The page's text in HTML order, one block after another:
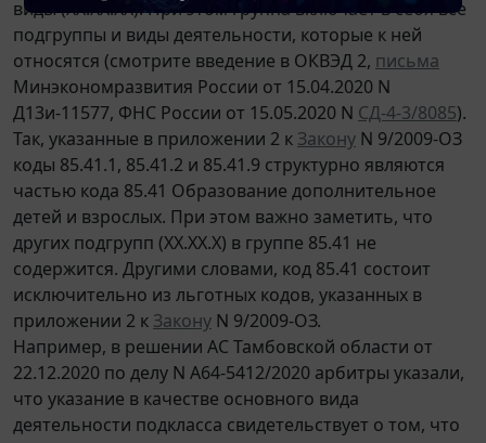
виды (ХХ.ХХ.ХХ). При этом группа включает в себя все
подгруппы и виды деятельности, которые к ней
относятся (смотрите введение в ОКВЭД 2, письма
Минэкономразвития России от 15.04.2020 N
Д13и-11577, ФНС России от 15.05.2020 N СД-4-3/8085).
Так, указанные в приложении 2 к Закону N 9/2009-ОЗ
коды 85.41.1, 85.41.2 и 85.41.9 структурно являются
частью кода 85.41 Образование дополнительное
детей и взрослых. При этом важно заметить, что
других подгрупп (ХХ.ХХ.Х) в группе 85.41 не
содержится. Другими словами, код 85.41 состоит
исключительно из льготных кодов, указанных в
приложении 2 к Закону N 9/2009-ОЗ.
Например, в решении АС Тамбовской области от
22.12.2020 по делу N А64-5412/2020 арбитры указали,
что указание в качестве основного вида
деятельности подкласса свидетельствует о том, что